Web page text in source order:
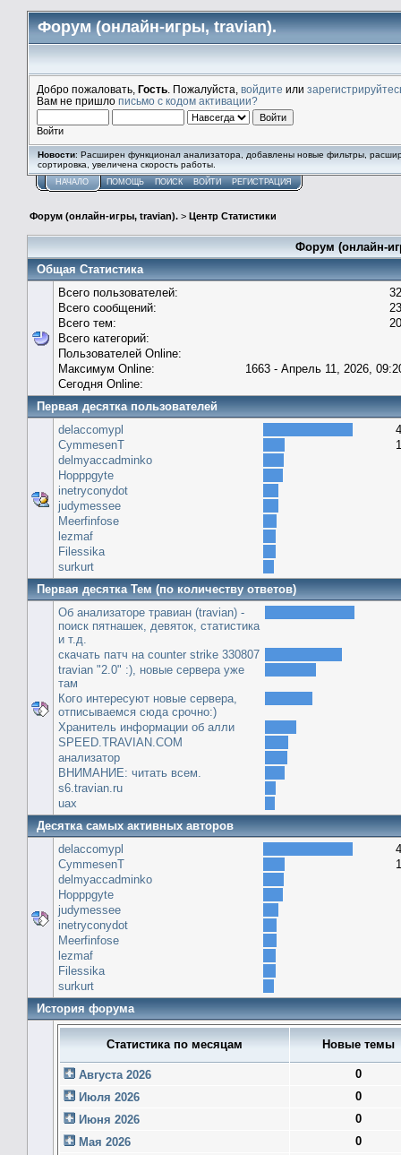
Форум (онлайн-игры, travian).
Добро пожаловать, Гость . Пожалуйста, войдите или
Вам не пришло письмо с кодом активации?
Войти
Новости: Расширен функционал анализатора, добавлены новые фильтры,
сортировка, увеличена скорость работы.
НАЧАЛО ПОМОЩЬ ПОИСК ВОЙТИ РЕГИСТРАЦИЯ
Форум (онлайн-игры, travian). > Центр Статистики
Форум (онлайн-
Общая Статистика
Всего пользователей:
Всего сообщений:
Всего тем:
Всего категорий:
Пользователей Online:
Максимум Online:
1663 - Апрель 11, 2026,
Сегодня Online:
Первая десятка пользователей
delaccomypl
CymmesenT
delmyaccadminko
Hopppgyte
inetryconydot
judymessee
Meerfinfose
lezmaf
Filessika
surkurt
Первая десятка Тем (по количеству ответов)
Об анализаторе травиан (travian) -
поиск пятнашек, девяток, статистика
и т.д.
скачать патч на сounter strike 330807
travian "2.0" :), новые сервера уже
там
Кого интересуют новые сервера,
отписываемся сюда срочно:)
Хранитель информации об алли
SPEED.TRAVIAN.COM
анализатор
ВНИМАНИЕ: читать всем.
s6.travian.ru
uax
Десятка самых активных авторов
delaccomypl
CymmesenT
delmyaccadminko
Hopppgyte
judymessee
inetryconydot
Meerfinfose
lezmaf
Filessika
surkurt
История форума
Статистика по месяцам Новые темы
Августа 2026
0
Июля 2026
0
Июня 2026
0
Мая 2026
0